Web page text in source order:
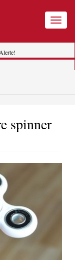
Toggle
Alerte!
spinner